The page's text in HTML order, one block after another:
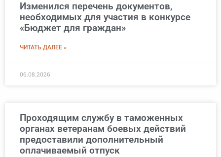
Изменился перечень документов,
необходимых для участия в конкурсе
«Бюджет для граждан»
ЧИТАТЬ ДАЛЕЕ »
06.08.2026
Проходящим службу в таможенных
органах ветеранам боевых действий
предоставили дополнительный
оплачиваемый отпуск